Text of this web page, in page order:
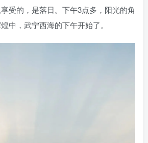
受的，是落日。下午3点多，阳光的角
中，武宁西海的下午开始了。